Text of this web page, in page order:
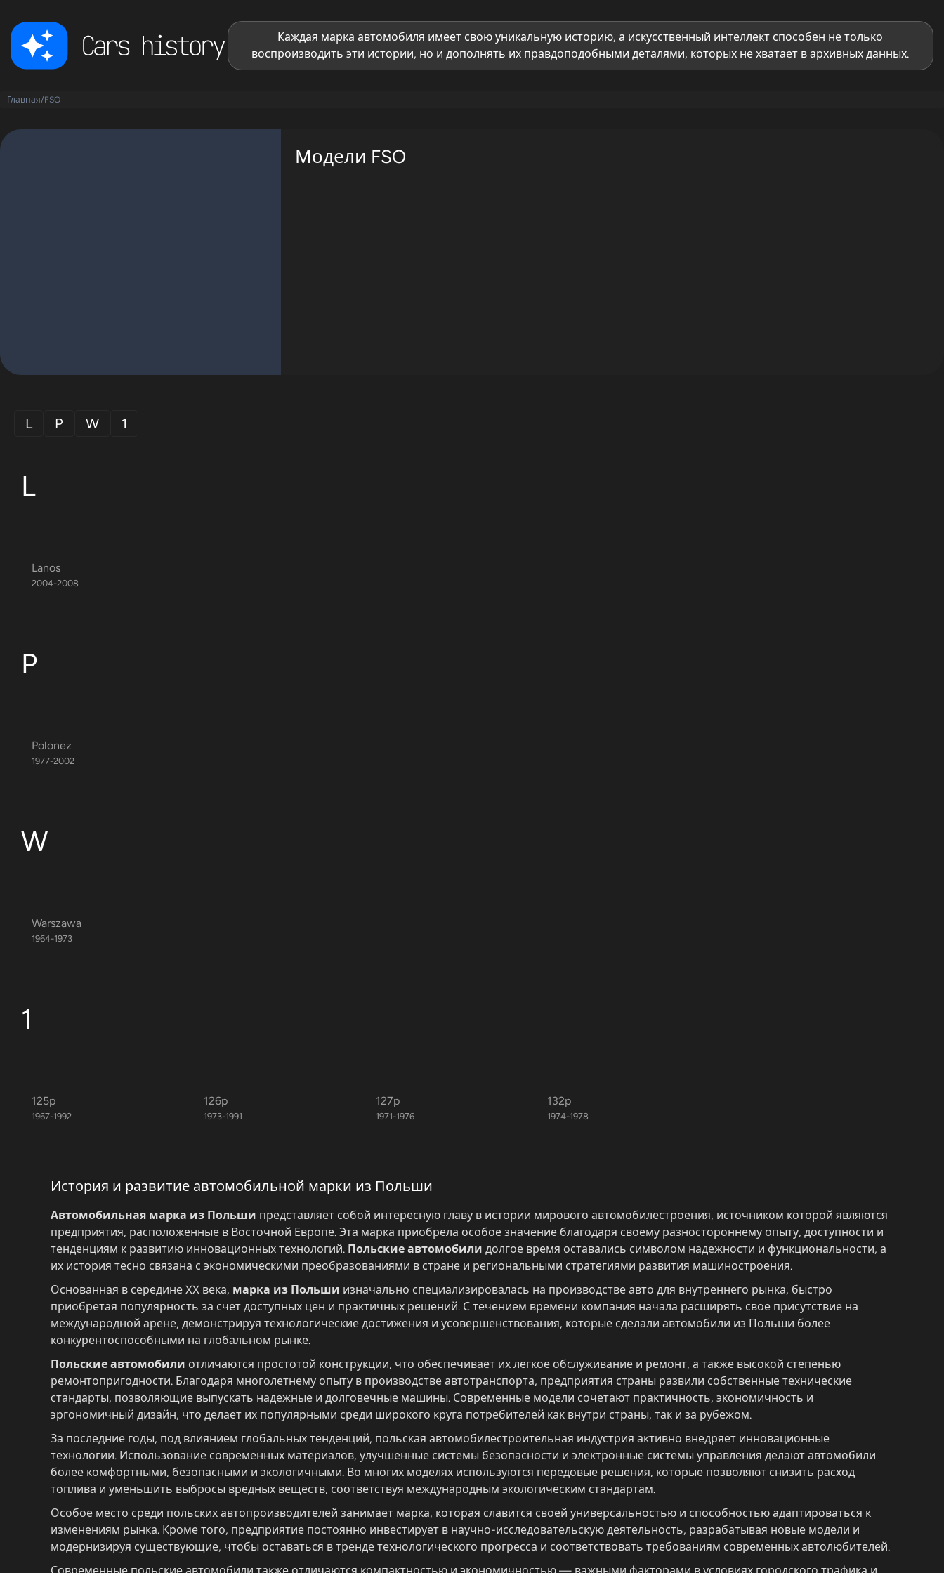
Каждая марка автомобиля имеет свою уникальную историю, а искусственный интеллект способен не только
воспроизводить эти истории, но и дополнять их правдоподобными деталями, которых не хватает в архивных данных.
Главная/FSO
Модели FSO
L P W 1
L
Lanos
2004-2008
P
Polonez
1977-2002
W
Warszawa
1964-1973
1
125p
1967-1992
126p
1973-1991
127p
1971-1976
132p
1974-1978
История и развитие автомобильной марки из Польши
Автомобильная марка из Польши представляет собой интересную главу в истории мирового автомобилестроения, источником которой являются
предприятия, расположенные в Восточной Европе. Эта марка приобрела особое значение благодаря своему разностороннему опыту, доступности и
тенденциям к развитию инновационных технологий. Польские автомобили долгое время оставались символом надежности и функциональности, а
их история тесно связана с экономическими преобразованиями в стране и региональными стратегиями развития машиностроения.
Основанная в середине XX века, марка из Польши изначально специализировалась на производстве авто для внутреннего рынка, быстро
приобретая популярность за счет доступных цен и практичных решений. С течением времени компания начала расширять свое присутствие на
международной арене, демонстрируя технологические достижения и усовершенствования, которые сделали автомобили из Польши более
конкурентоспособными на глобальном рынке.
Польские автомобили отличаются простотой конструкции, что обеспечивает их легкое обслуживание и ремонт, а также высокой степенью
ремонтопригодности. Благодаря многолетнему опыту в производстве автотранспорта, предприятия страны развили собственные технические
стандарты, позволяющие выпускать надежные и долговечные машины. Современные модели сочетают практичность, экономичность и
эргономичный дизайн, что делает их популярными среди широкого круга потребителей как внутри страны, так и за рубежом.
За последние годы, под влиянием глобальных тенденций, польская автомобилестроительная индустрия активно внедряет инновационные
технологии. Использование современных материалов, улучшенные системы безопасности и электронные системы управления делают автомобили
более комфортными, безопасными и экологичными. Во многих моделях используются передовые решения, которые позволяют снизить расход
топлива и уменьшить выбросы вредных веществ, соответствуя международным экологическим стандартам.
Особое место среди польских автопроизводителей занимает марка, которая славится своей универсальностью и способностью адаптироваться к
изменениям рынка. Кроме того, предприятие постоянно инвестирует в научно-исследовательскую деятельность, разрабатывая новые модели и
модернизируя существующие, чтобы оставаться в тренде технологического прогресса и соответствовать требованиям современных автолюбителей.